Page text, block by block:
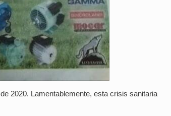
2020. Lamentablemente, esta crisis sanitaria